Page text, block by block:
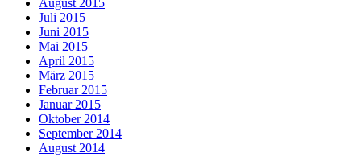
Juli 2015
Juni 2015
Mai 2015
April 2015
März 2015
Februar 2015
Januar 2015
Oktober 2014
September 2014
August 2014